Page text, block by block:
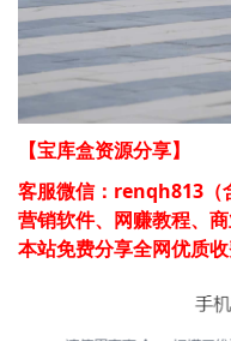
【宝库盒资源分享】
客服微信：renqh813（
营销软件、网赚教程、
本站免费分享全网优质